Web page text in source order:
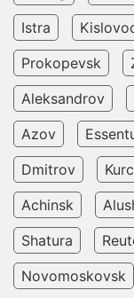
Istra
Prokopevsk
Aleksandrov
Azov
Dmitrov
Achinsk
Shatura
Novomoskovsk